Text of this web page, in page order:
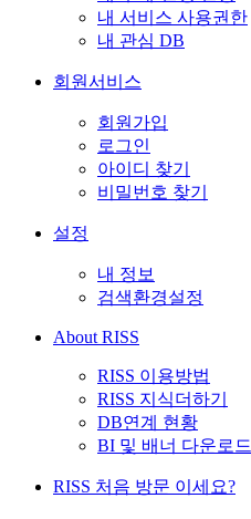
내 서비스 사용권한
내 관심 DB
회원서비스
회원가입
로그인
아이디 찾기
비밀번호 찾기
설정
내 정보
검색환경설정
About RISS
RISS 이용방법
RISS 지식더하기
DB연계 현황
BI 및 배너 다운로드
RISS 처음 방문 이세요?